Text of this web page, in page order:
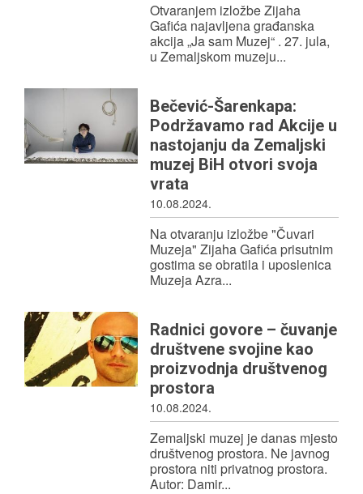
Otvaranjem izložbe Zijaha
Gafića najavljena građanska
akcija „Ja sam Muzej“ . 27. jula,
u Zemaljskom muzeju...
Bečević-Šarenkapa:
Podržavamo rad Akcije u
nastojanju da Zemaljski
muzej BiH otvori svoja
vrata
10.08.2024.
Na otvaranju izložbe "Čuvari
Muzeja" Zijaha Gafića prisutnim
gostima se obratila i uposlenica
Muzeja Azra...
Radnici govore – čuvanje
društvene svojine kao
proizvodnja društvenog
prostora
10.08.2024.
Zemaljski muzej je danas mjesto
društvenog prostora. Ne javnog
prostora niti privatnog prostora.
Autor: Damir...